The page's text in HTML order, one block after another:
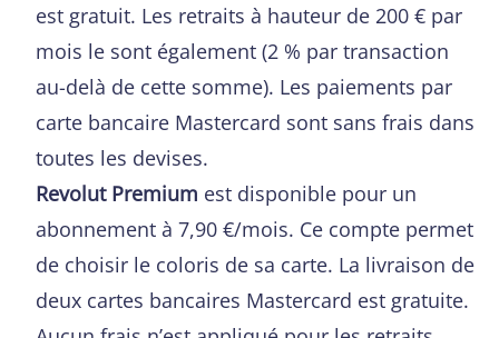
est gratuit. Les retraits à hauteur de 200 € par
mois le sont également (2 % par transaction
au-delà de cette somme). Les paiements par
carte bancaire Mastercard sont sans frais dans
toutes les devises.
Revolut Premium est disponible pour un
abonnement à 7,90 €/mois. Ce compte permet
de choisir le coloris de sa carte. La livraison de
deux cartes bancaires Mastercard est gratuite.